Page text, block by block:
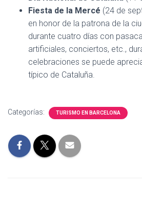
Fiesta de la Mercé (24 de
en honor de la patrona de la
durante cuatro días con
artificiales, conciertos, etc.,
celebraciones se puede
típico de Cataluña.
Categorías: TURISMO EN BARCELONA